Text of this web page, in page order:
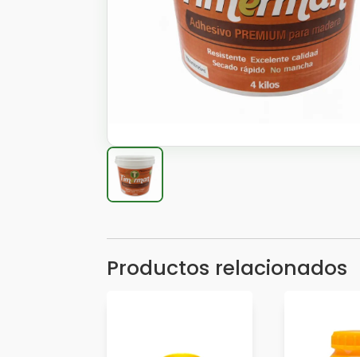
Productos relacionados